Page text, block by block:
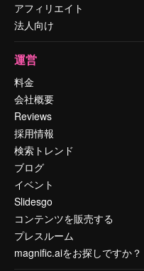
アフィリエイト
法人向け
運営
料金
会社概要
Reviews
採用情報
検索トレンド
ブログ
イベント
Slidesgo
コンテンツを販売する
プレスルーム
magnific.aiをお探しですか？